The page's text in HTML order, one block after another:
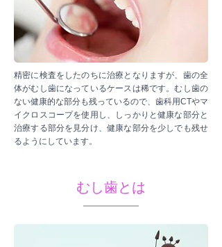
精密に検査をしたのちに治療となりますが、歯の全
体がむし歯になっているケースは稀です。むし歯の
ない健康的な部分も残っているので、歯科用CTやマ
イクロスコープを使用し、しっかりと健康な部分と
治療する部分を見分け、健康な部分を少しでも残せ
るようにしています。
むし歯とは